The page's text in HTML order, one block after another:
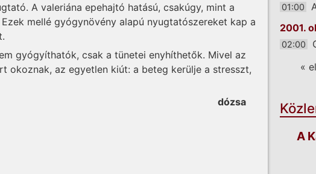
A valeriána epehajtó hatású, csakúgy, mint a
mellé gyógynövény alapú nyugtatószereket kap a
gyógyíthatók, csak a tünetei enyhíthetők. Mivel az
okoznak, az egyetlen kiút: a beteg kerülje a stresszt,
dózsa
01:00
2001.
02:00
«
A